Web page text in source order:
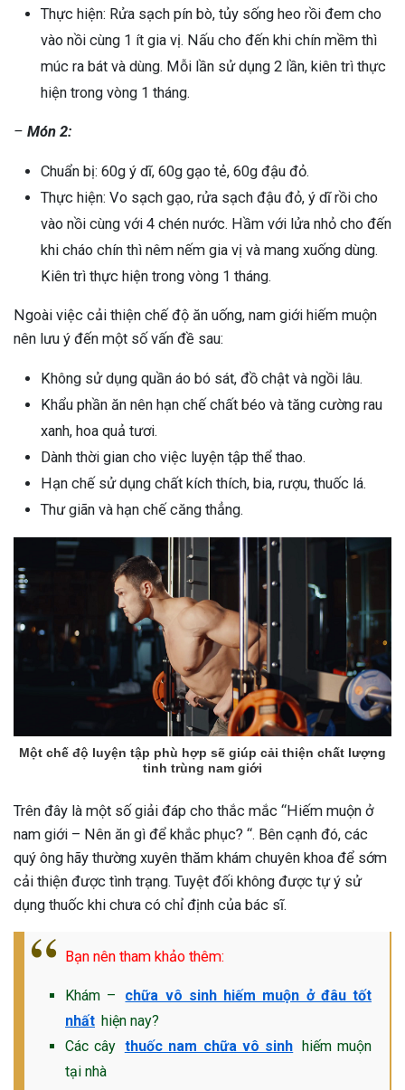
Thực hiện: Rửa sạch pín bò, tủy sống heo rồi đem cho
vào nồi cùng 1 ít gia vị. Nấu cho đến khi chín mềm thì
múc ra bát và dùng. Mỗi lần sử dụng 2 lần, kiên trì thực
hiện trong vòng 1 tháng.
– Món 2:
Chuẩn bị: 60g ý dĩ, 60g gạo tẻ, 60g đậu đỏ.
Thực hiện: Vo sạch gạo, rửa sạch đậu đỏ, ý dĩ rồi cho
vào nồi cùng với 4 chén nước. Hầm với lửa nhỏ cho đến
khi cháo chín thì nêm nếm gia vị và mang xuống dùng.
Kiên trì thực hiện trong vòng 1 tháng.
Ngoài việc cải thiện chế độ ăn uống, nam giới hiếm muộn
nên lưu ý đến một số vấn đề sau:
Không sử dụng quần áo bó sát, đồ chật và ngồi lâu.
Khẩu phần ăn nên hạn chế chất béo và tăng cường rau
xanh, hoa quả tươi.
Dành thời gian cho việc luyện tập thể thao.
Hạn chế sử dụng chất kích thích, bia, rượu, thuốc lá.
Thư giãn và hạn chế căng thẳng.
Một chế độ luyện tập phù hợp sẽ giúp cải thiện chất lượng
tinh trùng nam giới
Trên đây là một số giải đáp cho thắc mắc “Hiếm muộn ở
nam giới – Nên ăn gì để khắc phục? “. Bên cạnh đó, các
quý ông hãy thường xuyên thăm khám chuyên khoa để sớm
cải thiện được tình trạng. Tuyệt đối không được tự ý sử
dụng thuốc khi chưa có chỉ định của bác sĩ.
Bạn nên tham khảo thêm:
Khám –
chữa vô sinh hiếm muộn ở đâu tốt
nhất hiện nay?
Các cây thuốc nam chữa vô sinh
hiếm muộn
tại nhà